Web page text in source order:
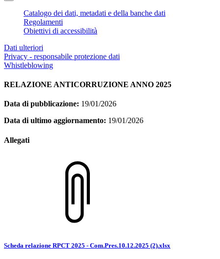
Catalogo dei dati, metadati e della banche dati
Regolamenti
Obiettivi di accessibilità
Dati ulteriori
Privacy - responsabile protezione dati
Whistleblowing
RELAZIONE ANTICORRUZIONE ANNO 2025
Data di pubblicazione: 19/01/2026
Data di ultimo aggiornamento: 19/01/2026
Allegati
Scheda relazione RPCT 2025 - Com.Pres.10.12.2025 (2).xlsx